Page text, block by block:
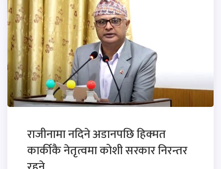
राजीनामा नदिने अडानपछि हिक्मत
कार्कीकै नेतृत्वमा कोशी सरकार निरन्तर